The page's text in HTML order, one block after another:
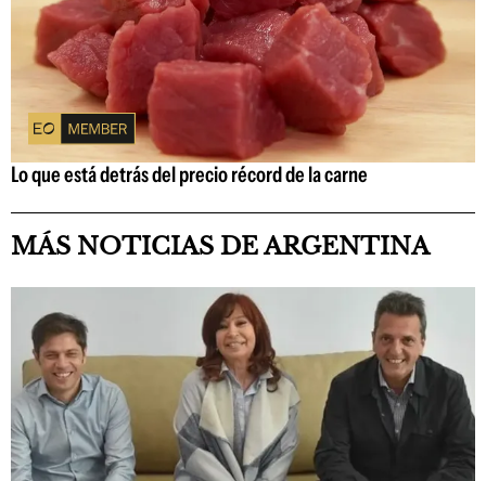
Lo que está detrás del precio récord de la carne
MÁS NOTICIAS DE ARGENTINA